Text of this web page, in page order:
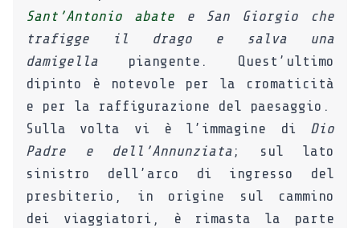
Sant’Antonio abatee San Giorgio che
trafigge il drago e salva una
damigella piangente. Quest’ultimo
dipinto è notevole per la cromaticità
e per la raffigurazione del paesaggio.
Sulla volta vi è l’immagine di Dio
Padre e dell’Annunziata ; sul lato
sinistro dell’arco di ingresso del
presbiterio, in origine sul cammino
dei viaggiatori, è rimasta la parte